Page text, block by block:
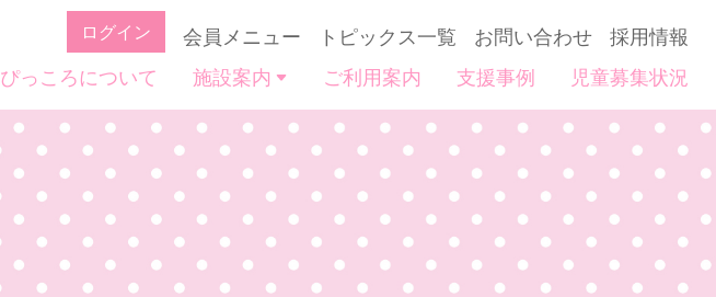
ログイン 会員メニュー トピックス一覧 お問い合わせ
採用情報
ぴっころについて 施設案内 ご利用案内 支援事例 児童募集状況